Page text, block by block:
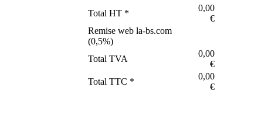
Total HT *
0,00
€
Remise web la-bs.com
(0,5%)
Total TVA
0,00
€
Total TTC *
0,00
€